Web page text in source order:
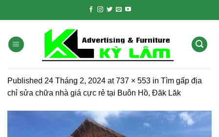
Published 24 Tháng 2, 2024 at737 × 553 in Tìm gấp địa
chỉ sửa chữa nhà giá cực rẻ tại Buôn Hồ, Đăk Lăk